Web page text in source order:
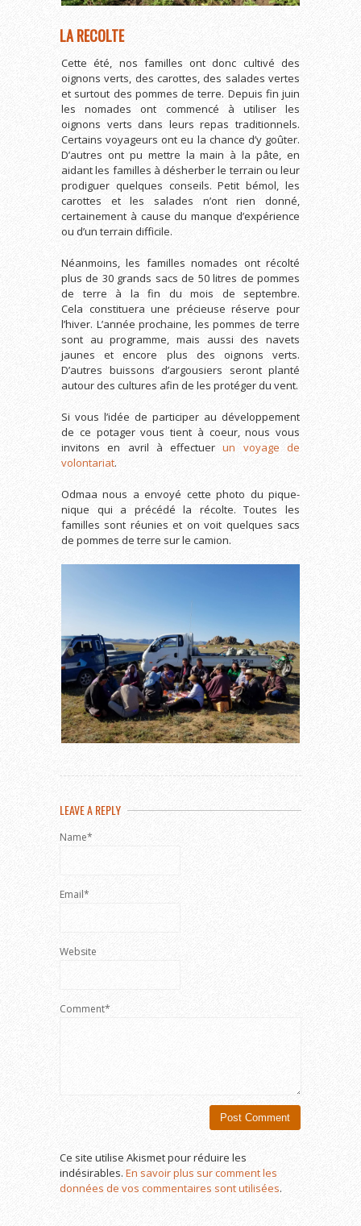
LA RECOLTE
Cette été, nos familles ont donc cultivé des
oignons verts, des carottes, des salades vertes
et surtout des pommes de terre. Depuis fin juin
les nomades ont commencé à utiliser les
oignons verts dans leurs repas traditionnels.
Certains voyageurs ont eu la chance d’y goûter.
D’autres ont pu mettre la main à la pâte, en
aidant les familles à désherber le terrain ou leur
prodiguer quelques conseils. Petit bémol, les
carottes et les salades n’ont rien donné,
certainement à cause du manque d’expérience
ou d’un terrain difficile.
Néanmoins, les familles nomades ont récolté
plus de 30 grands sacs de 50 litres de pommes
de terre à la fin du mois de septembre.
Cela constituera une précieuse réserve pour
l’hiver. L’année prochaine, les pommes de terre
sont au programme, mais aussi des navets
jaunes et encore plus des oignons verts.
D’autres buissons d’argousiers seront planté
autour des cultures afin de les protéger du vent.
Si vous l’idée de participer au développement
de ce potager vous tient à coeur, nous vous
invitons en avril à effectuerun voyage de
volontariat.
Odmaa nous a envoyé cette photo du pique-
nique qui a précédé la récolte. Toutes les
familles sont réunies et on voit quelques sacs
de pommes de terre sur le camion.
LEAVE A REPLY
Name*
Email*
Website
Comment*
Ce site utilise Akismet pour réduire les
indésirables. En savoir plus sur comment les
données de vos commentaires sont utilisées.